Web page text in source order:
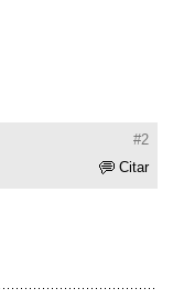
#2
Citar